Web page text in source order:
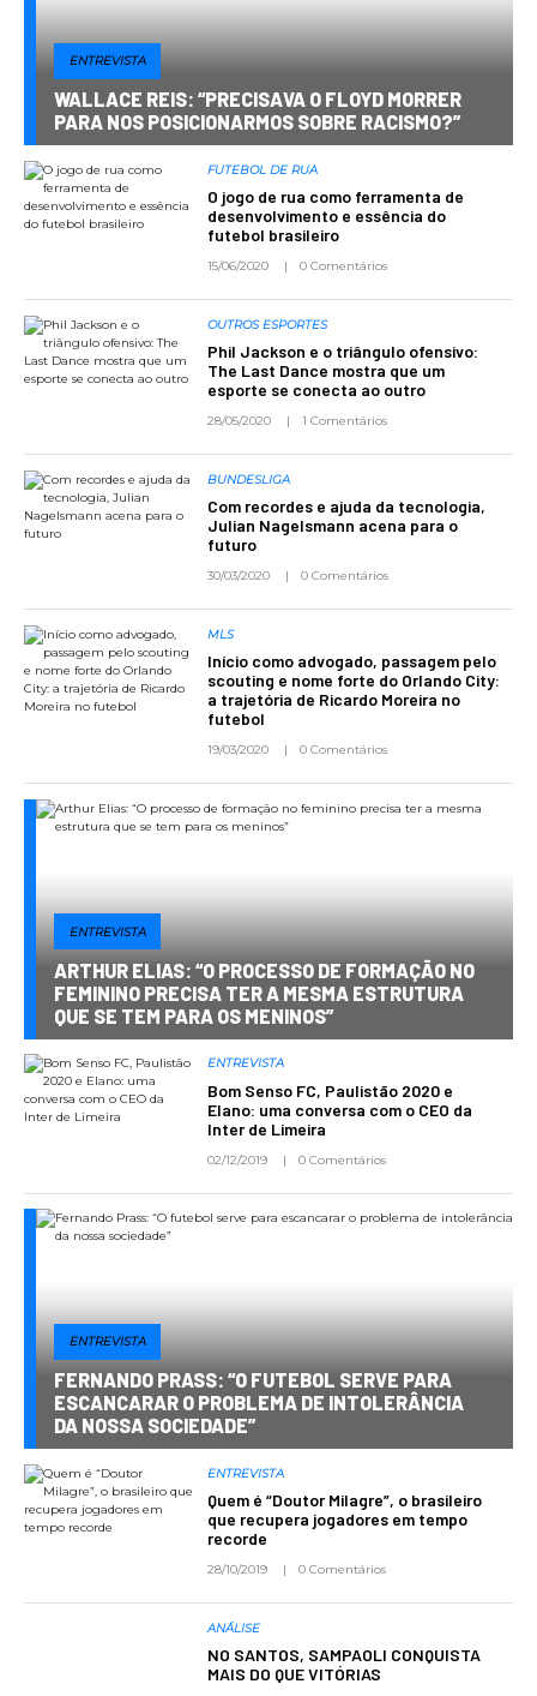
ENTREVISTA
WALLACE REIS: “PRECISAVA O FLOYD MORRER
PARA NOS POSICIONARMOS SOBRE RACISMO?”
FUTEBOL DE RUA
O jogo de rua como ferramenta de
desenvolvimento e essência do
futebol brasileiro
15/06/2020 0 Comentários
OUTROS ESPORTES
Phil Jackson e o triângulo ofensivo:
The Last Dance mostra que um
esporte se conecta ao outro
28/05/2020 1 Comentários
BUNDESLIGA
Com recordes e ajuda da tecnologia,
Julian Nagelsmann acena para o
futuro
30/03/2020 0 Comentários
MLS
Início como advogado, passagem pelo
scouting e nome forte do Orlando City:
a trajetória de Ricardo Moreira no
futebol
19/03/2020 0 Comentários
ENTREVISTA
ARTHUR ELIAS: “O PROCESSO DE FORMAÇÃO NO
FEMININO PRECISA TER A MESMA ESTRUTURA
QUE SE TEM PARA OS MENINOS”
ENTREVISTA
Bom Senso FC, Paulistão 2020 e
Elano: uma conversa com o CEO da
Inter de Limeira
02/12/2019 0 Comentários
ENTREVISTA
FERNANDO PRASS: “O FUTEBOL SERVE PARA
ESCANCARAR O PROBLEMA DE INTOLERÂNCIA
DA NOSSA SOCIEDADE”
ENTREVISTA
Quem é “Doutor Milagre”, o brasileiro
que recupera jogadores em tempo
recorde
28/10/2019 0 Comentários
ANÁLISE
NO SANTOS, SAMPAOLI CONQUISTA
MAIS DO QUE VITÓRIAS